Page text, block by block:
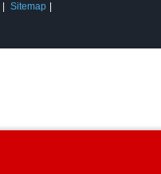
Sitemap